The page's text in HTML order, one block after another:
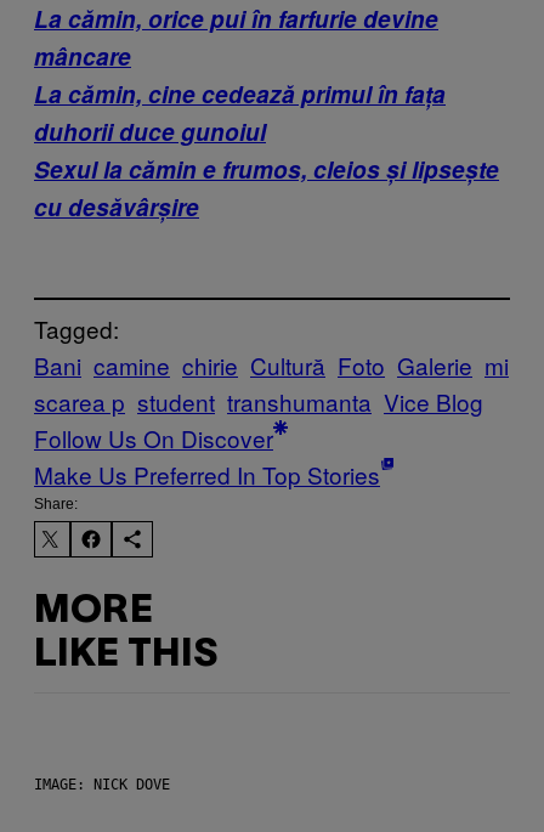
La cămin, orice pui în farfurie devine
mâncare
La cămin, cine cedează primul în fața
duhorii duce gunoiul
Sexul la cămin e frumos, cleios și lipsește
cu desăvârșire
Tagged:
Bani camine chirie Cultură Foto Galerie mi
scarea p student transhumanta Vice Blog
Follow Us On Discover
Make Us Preferred In Top Stories
Share:
MORE
LIKE THIS
IMAGE: NICK DOVE